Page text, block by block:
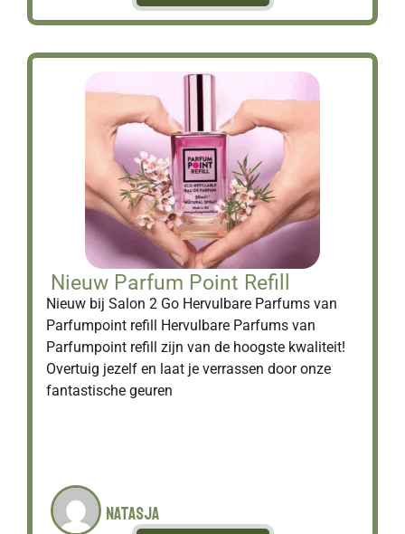
Nieuw Parfum Point Refill
Nieuw bij Salon 2 Go Hervulbare Parfums van
Parfumpoint refill Hervulbare Parfums van
Parfumpoint refill zijn van de hoogste kwaliteit!
Overtuig jezelf en laat je verrassen door onze
fantastische geuren
Natasja